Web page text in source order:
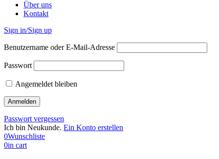
Über uns
Kontakt
Sign in/Sign up
Benutzername oder E-Mail-Adresse
Passwort
Angemeldet bleiben
Passwort vergessen
Ich bin Neukunde. Ein Konto erstellen
0Wunschliste
0in cart